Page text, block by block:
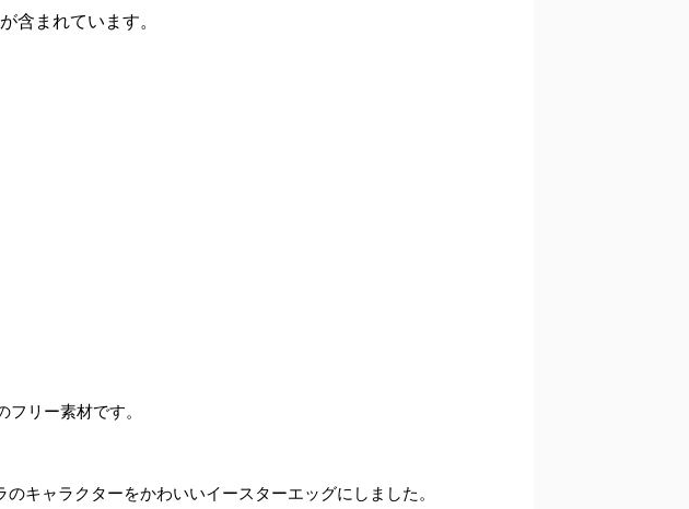
含まれています。
リー素材です。
キャラクターをかわいいイースターエッグにしました。